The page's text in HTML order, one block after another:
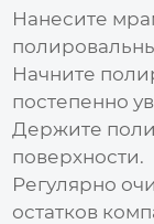
Нанесите
Начните
постепенно
Держите
поверхности.
Регулярно
остатков